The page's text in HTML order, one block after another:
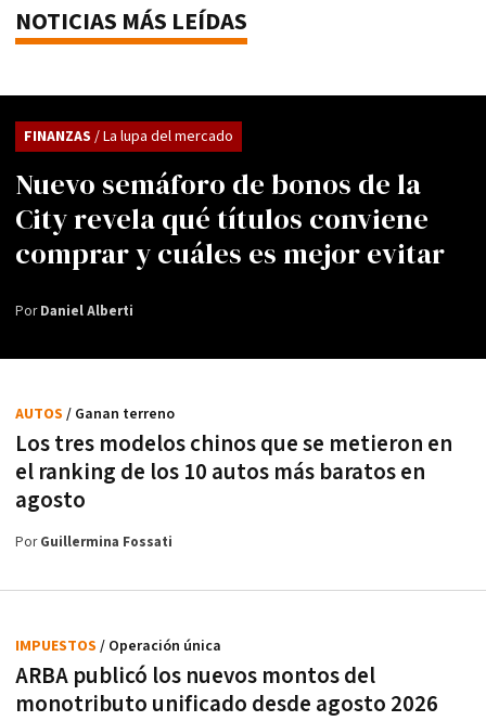
NOTICIAS MÁS LEÍDAS
Nuevo semáforo de bonos de la
City revela qué títulos conviene
comprar y cuáles es mejor evitar
FINANZAS / La lupa del mercado
PorDaniel Alberti
Los tres modelos chinos que se metieron en
el ranking de los 10 autos más baratos en
agosto
AUTOS / Ganan terreno
PorGuillermina Fossati
ARBA publicó los nuevos montos del
monotributo unificado desde agosto 2026
IMPUESTOS / Operación única